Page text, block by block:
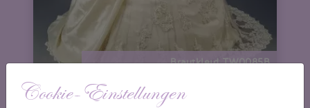
Brautkleid TW0085B
Cookie-Einstellungen